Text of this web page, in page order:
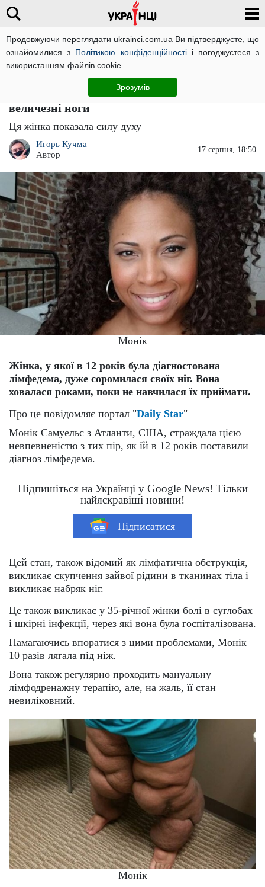
Продовжуючи переглядати ukrainci.com.ua Ви підтверджуєте, що
ознайомилися з Політикою конфіденційностіі погоджуєтеся з
використанням файлів cookie.
Зрозумів
"Я пишаюся, ким я стаю": після десятків
років життя в тіні жінка показала свої
величезні ноги
Ця жінка показала силу духу
Игорь Кучма
Автор
17 серпня, 18:50
Монік
Жінка, у якої в 12 років була діагностована
лімфедема, дуже соромилася своїх ніг. Вона
ховалася роками, поки не навчилася їх приймати.
Про це повідомляє портал "Daily Star"
Монік Самуельс з Атланти, США, страждала цією
невпевненістю з тих пір, як їй в 12 років поставили
діагноз лімфедема.
Підпишіться на Українці у Google News! Тільки
найяскравіші новини!
Підписатися
Цей стан, також відомий як лімфатична обструкція,
викликає скупчення зайвої рідини в тканинах тіла і
викликає набряк ніг.
Це також викликає у 35-річної жінки болі в суглобах
і шкірні інфекції, через які вона була госпіталізована.
Намагаючись впоратися з цими проблемами, Монік
10 разів лягала під ніж.
Вона також регулярно проходить мануальну
лімфодренажну терапію, але, на жаль, її стан
невиліковний.
Монік